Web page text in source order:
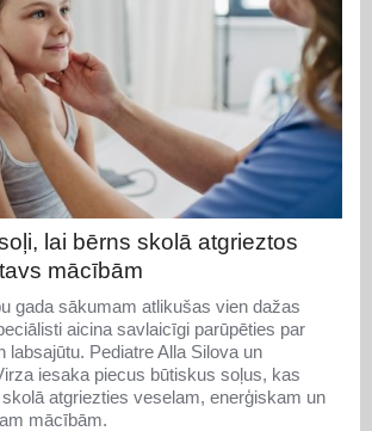
lai bērns skolā atgrieztos
mācībām
gada sākumam atlikušas vien dažas
aicina savlaicīgi parūpēties par
labsajūtu. Pediatre Alla Silova un
iesaka piecus būtiskus soļus, kas
atgriezties veselam, enerģiskam un
mācībām.